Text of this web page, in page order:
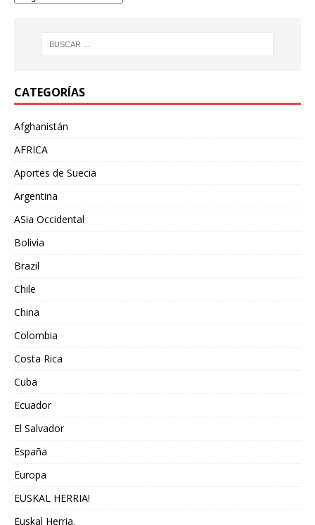
CATEGORÍAS
Afghanistán
AFRICA
Aportes de Suecia
Argentina
ASia Occidental
Bolivia
Brazil
Chile
China
Colombia
Costa Rica
Cuba
Ecuador
El Salvador
España
Europa
EUSKAL HERRIA!
Euskal Herria.